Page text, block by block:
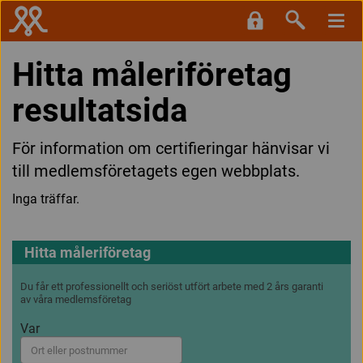
Hitta måleriföretag
resultatsida
För information om certifieringar hänvisar vi
till medlemsföretagets egen webbplats.
Inga träffar.
Hitta måleriföretag
Du får ett professionellt och seriöst utfört arbete med 2 års garanti
av våra medlemsföretag
Var